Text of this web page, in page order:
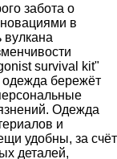
забота о
в
вулкана
survival kit"
одежда бережёт
Одежда
и
удобны, за счёт
деталей,